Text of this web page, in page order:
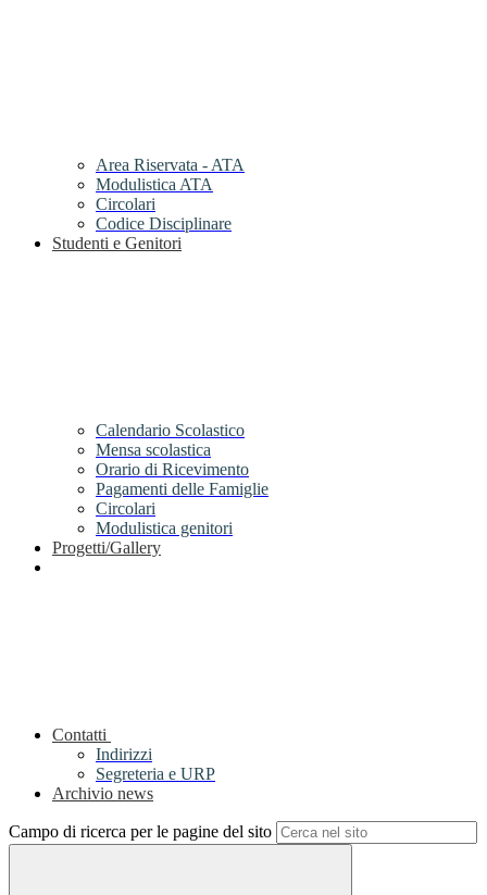
Area Riservata - ATA
Modulistica ATA
Circolari
Codice Disciplinare
Studenti e Genitori
Calendario Scolastico
Mensa scolastica
Orario di Ricevimento
Pagamenti delle Famiglie
Circolari
Modulistica genitori
Progetti/Gallery
Contatti
Indirizzi
Segreteria e URP
Archivio news
Campo di ricerca per le pagine del sito